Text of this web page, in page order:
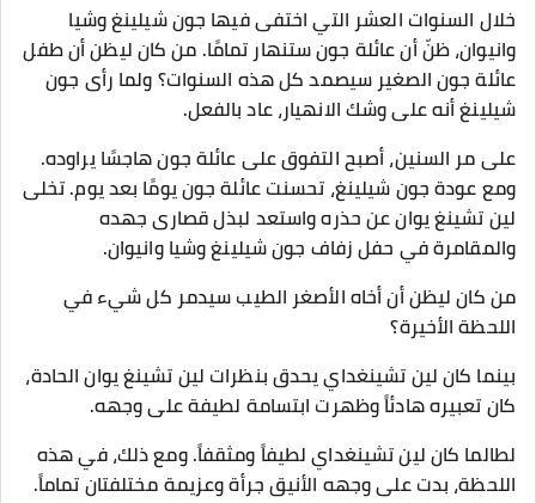
خلال السنوات العشر التي اختفى فيها جون شيلينغ وشيا
وانيوان، ظنّ أن عائلة جون ستنهار تمامًا. من كان ليظن أن طفل
عائلة جون الصغير سيصمد كل هذه السنوات؟ ولما رأى جون
شيلينغ أنه على وشك الانهيار، عاد بالفعل.
على مر السنين، أصبح التفوق على عائلة جون هاجسًا يراوده.
ومع عودة جون شيلينغ، تحسنت عائلة جون يومًا بعد يوم. تخلى
لين تشينغ يوان عن حذره واستعد لبذل قصارى جهده
والمقامرة في حفل زفاف جون شيلينغ وشيا وانيوان.
من كان ليظن أن أخاه الأصغر الطيب سيدمر كل شيء في
اللحظة الأخيرة؟
بينما كان لين تشينغداي يحدق بنظرات لين تشينغ يوان الحادة،
كان تعبيره هادئاً وظهرت ابتسامة لطيفة على وجهه.
لطالما كان لين تشينغداي لطيفاً ومثقفاً. ومع ذلك، في هذه
اللحظة، بدت على وجهه الأنيق جرأة وعزيمة مختلفتان تماماً.